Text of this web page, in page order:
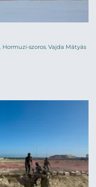
, Hormuzi-szoros, Vajda Mátyás